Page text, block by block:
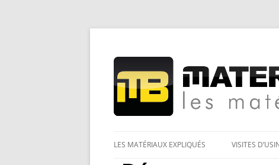
Matériaux et bricolage
LES MATÉRIAUX EXPLIQUÉS VISITES